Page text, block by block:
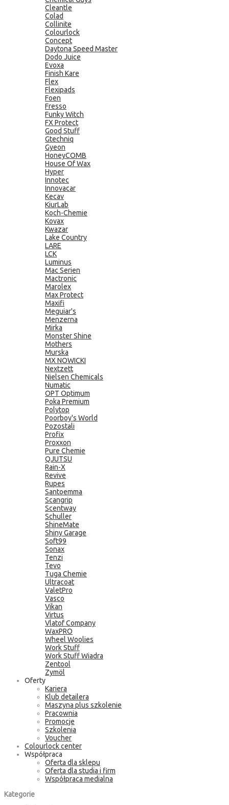
Cleantle
Colad
Collinite
Colourlock
Concept
Daytona Speed Master
Dodo Juice
Evoxa
Finish Kare
Flex
Flexipads
Foen
Fresso
Funky Witch
FX Protect
Good Stuff
Gtechniq
Gyeon
HoneyCOMB
House Of Wax
Hyper
Innotec
Innovacar
Kecav
KiurLab
Koch-Chemie
Kovax
Kwazar
Lake Country
LARE
LCK
Luminus
Mac Serien
Mactronic
Marolex
Max Protect
Maxifi
Meguiar's
Menzerna
Mirka
Monster Shine
Mothers
Murska
MX NOWICKI
Nextzett
Nielsen Chemicals
Numatic
OPT Optimum
Poka Premium
Polytop
Poorboy's World
Pozostali
Profix
Proxxon
Pure Chemie
QJUTSU
Rain-X
Revive
Rupes
Santoemma
Scangrip
Scentway
Schuller
ShineMate
Shiny Garage
Soft99
Sonax
Tenzi
Tevo
Tuga Chemie
Ultracoat
ValetPro
Vasco
Vikan
Virtus
Vlatof Company
WaxPRO
Wheel Woolies
Work Stuff
Work Stuff Wiadra
Zentool
Zymöl
Oferty
Kariera
Klub detailera
Maszyna plus szkolenie
Pracownia
Promocje
Szkolenia
Voucher
Colourlock center
Współpraca
Oferta dla sklepu
Oferta dla studia i firm
Współpraca medialna
Kategorie